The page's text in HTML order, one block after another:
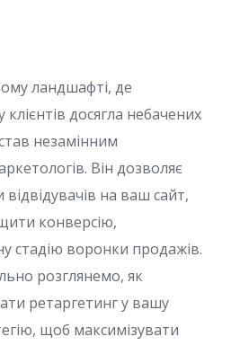
ландшафті, де
клієнтів досягла небачених
незамінним
Він дозволяє
на ваш сайт,
конверсію,
стадію воронки продажів.
розглянемо, як
ретаргетинг у вашу
щоб максимізувати